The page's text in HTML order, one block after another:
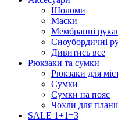
Шоломи
Маски
Мембранні
Сноубордичні
Дивитись все
Рюкзаки та сумки
Рюкзаки для
Сумки
Сумки на пояс
Чохли для
SALE 1+1=3